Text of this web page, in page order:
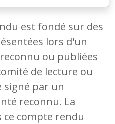
est fondé sur des
lors d'un
ou publiées
de lecture ou
signé par un
reconnu. La
ce compte rendu